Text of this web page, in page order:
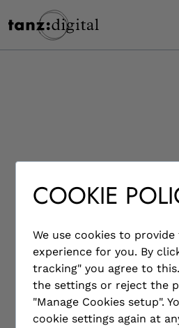
COOKIE
We use cookies to
experience for you. By
tracking" you agree to
the settings or reject the
"Manage Cookies setup".
cookie settings again at
JAHREN